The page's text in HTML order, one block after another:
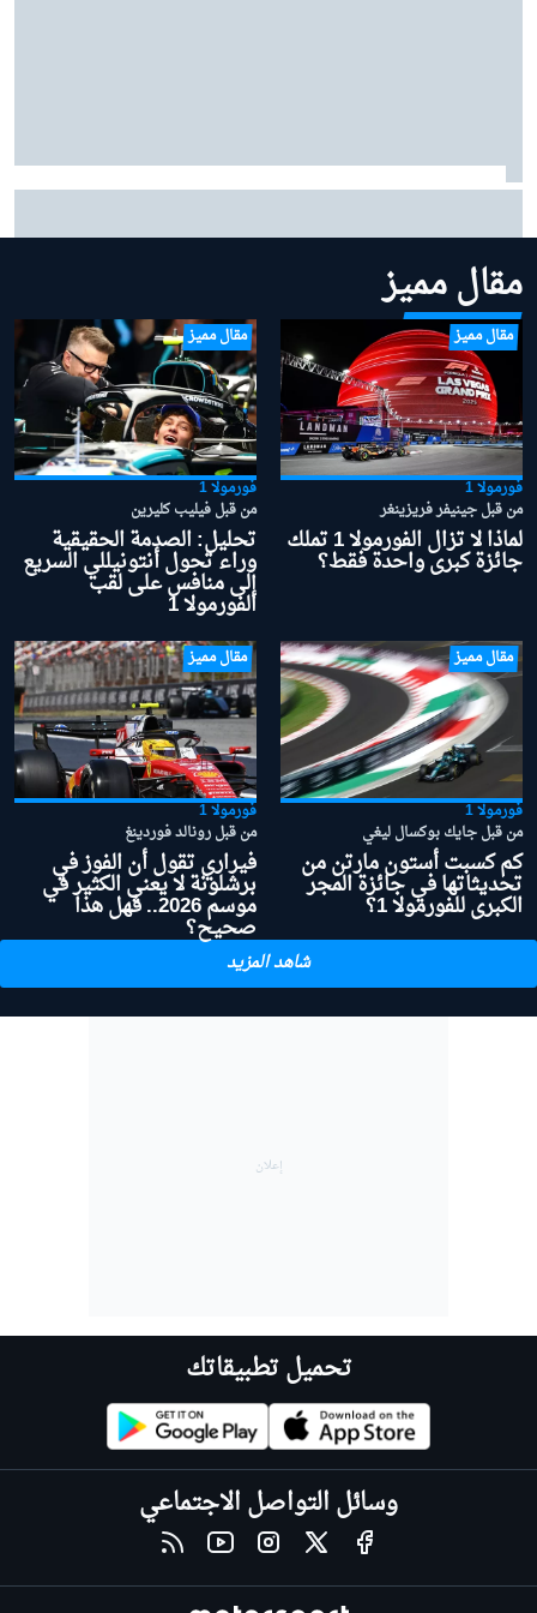
بينوتو يردّ على شائعات ساينز وبياسـتري: "نحن سعداء
مقال مميز
مقال مميز
فورمولا 1
من قبل جينيفر فريزينغر
لماذا لا تزال الفورمولا 1 تملك
جائزة كبرى واحدة فقط؟
مقال مميز
فورمولا 1
من قبل فيليب كليرين
تحليل: الصدمة الحقيقية
وراء تحول أنتونيللي السريع
إلى منافس على لقب
الفورمولا 1
مقال مميز
فورمولا 1
من قبل جايك بوكسال ليغي
كم كسبت أستون مارتن من
تحديثاتها في جائزة المجر
الكبرى للفورمولا 1؟
مقال مميز
فورمولا 1
من قبل رونالد فوردينغ
فيراري تقول أن الفوز في
برشلونة لا يعني الكثير في
موسم 2026.. فهل هذا
صحيح؟
شاهد المزيد
تحميل تطبيقاتك
وسائل التواصل الاجتماعي